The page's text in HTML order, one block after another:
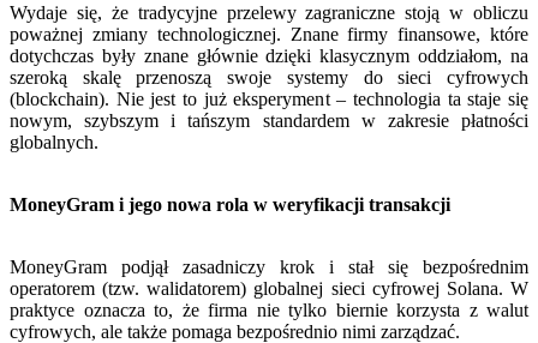
Wydaje się, że tradycyjne przelewy zagraniczne stoją w obliczu
poważnej zmiany technologicznej. Znane firmy finansowe, które
dotychczas były znane głównie dzięki klasycznym oddziałom, na
szeroką skalę przenoszą swoje systemy do sieci cyfrowych
(blockchain). Nie jest to już eksperyment – technologia ta staje się
nowym, szybszym i tańszym standardem w zakresie płatności
globalnych.
MoneyGram i jego nowa rola w weryfikacji transakcji
MoneyGram podjął zasadniczy krok i stał się bezpośrednim
operatorem (tzw. walidatorem) globalnej sieci cyfrowej Solana. W
praktyce oznacza to, że firma nie tylko biernie korzysta z walut
cyfrowych, ale także pomaga bezpośrednio nimi zarządzać.